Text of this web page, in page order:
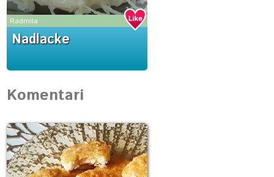
Radmila
Nadlacke
Komentari